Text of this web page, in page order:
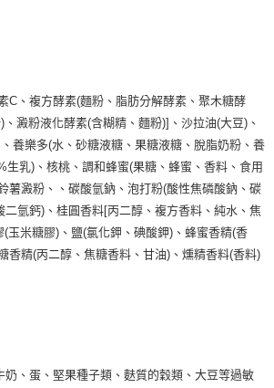
C、複方酵素(麵粉、脂肪分解酵素、聚木糖酵
澱粉液化酵素(含糊精、麵粉)]、沙拉油(大豆)、
養樂多(水、砂糖液糖、果糖液糖、脫脂奶粉、養
生乳)、核桃、調和蜂蜜(果糖、蜂蜜、香料、食用
薯澱粉、、碳酸氫鈉、泡打粉(酸性焦磷酸鈉、碳
二氫鈣)、桂圓香料[丙二醇、複方香料、純水、焦
玉米糖膠)、鹽(氯化鉀、碘酸鉀)、蜂蜜香精(香
香精(丙二醇、焦糖香料、甘油)、燻精香料(香料)
奶、蛋、堅果種子類、麩質的穀類、大豆等過敏